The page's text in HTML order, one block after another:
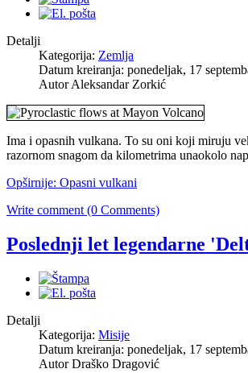
Detalji
Kategorija: Zemlja
Datum kreiranja: ponedeljak, 17
AutorAleksandar Zorkić
Ima i opasnih vulkana. To su oni koji miruju
razornom snagom da kilometrima unaokolo
Opširnije: Opasni vulkani
Write comment (0 Comments)
Poslednji let legendarne
Detalji
Kategorija: Misije
Datum kreiranja: ponedeljak, 17
AutorDraško Dragović